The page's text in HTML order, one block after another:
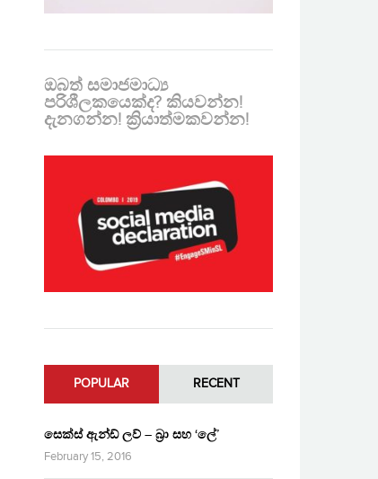
ඔබත් සමාජමාධ්‍ය
පරිශීලකයෙක්ද? කියවන්න!
දැනගන්න! ක්‍රියාත්මකවන්න!
POPULAR RECENT
සෙක්ස් ඇන්ඩ් ලව් – බ්‍රා සහ ‘ලේ’
February 15, 2016